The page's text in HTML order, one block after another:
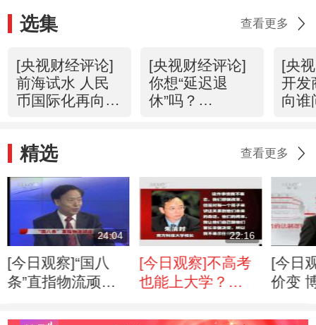
选集 查看更多
[央视财经评论]
前海试水 人民
币国际化再向前
[央视财经评论]
你想“延迟退
休”吗？
[央
开发
向谁
精选 查看更多
24:04
[今日观察]“国八
条”直指物流顽症
22:16
[今日观察]不高考
也能上大学？
[今日
价变